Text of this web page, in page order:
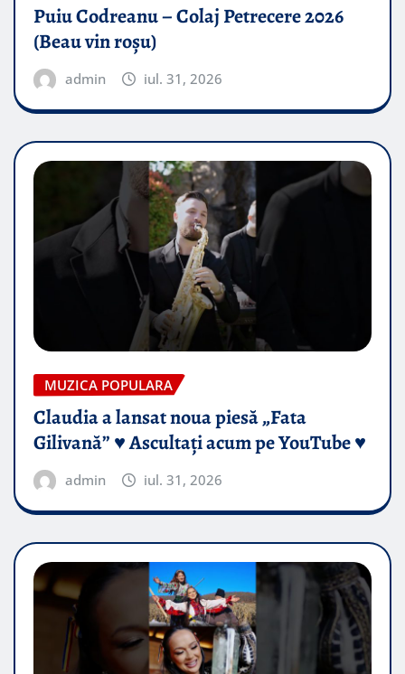
Puiu Codreanu – Colaj Petrecere 2026
(Beau vin roșu)
admin iul. 31, 2026
MUZICA POPULARA
Claudia a lansat noua piesă „Fata
Gilivană” ♥️ Ascultați acum pe YouTube ♥️
admin iul. 31, 2026